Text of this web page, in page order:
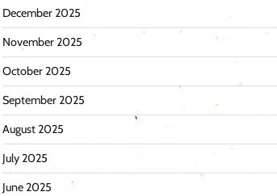
December 2025
November 2025
October 2025
September 2025
August 2025
July 2025
June 2025